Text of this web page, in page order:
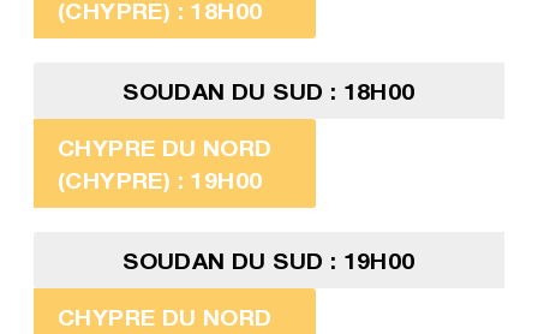
(CHYPRE) : 18H00
SOUDAN DU SUD : 18H00
CHYPRE DU NORD
(CHYPRE) : 19H00
SOUDAN DU SUD : 19H00
CHYPRE DU NORD